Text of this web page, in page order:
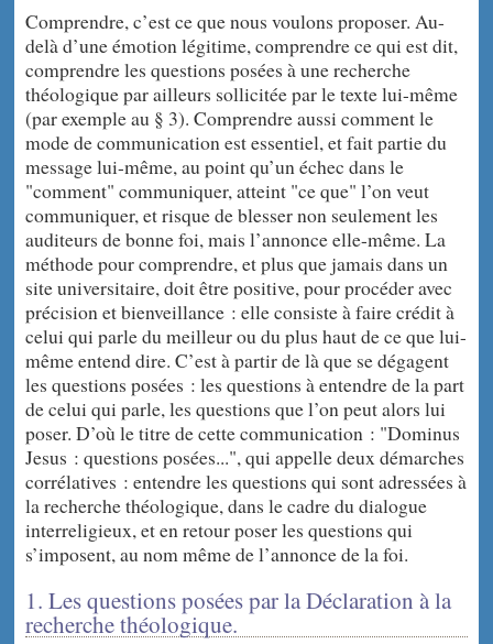
Comprendre, c’est ce que nous voulons proposer. Au-
delà d’une émotion légitime, comprendre ce qui est dit,
comprendre les questions posées à une recherche
théologique par ailleurs sollicitée par le texte lui-même
(par exemple au § 3). Comprendre aussi comment le
mode de communication est essentiel, et fait partie du
message lui-même, au point qu’un échec dans le
"comment" communiquer, atteint "ce que" l’on veut
communiquer, et risque de blesser non seulement les
auditeurs de bonne foi, mais l’annonce elle-même. La
méthode pour comprendre, et plus que jamais dans un
site universitaire, doit être positive, pour procéder avec
précision et bienveillance : elle consiste à faire crédit à
celui qui parle du meilleur ou du plus haut de ce que lui-
même entend dire. C’est à partir de là que se dégagent
les questions posées : les questions à entendre de la part
de celui qui parle, les questions que l’on peut alors lui
poser. D’où le titre de cette communication : "Dominus
Jesus : questions posées...", qui appelle deux démarches
corrélatives : entendre les questions qui sont adressées à
la recherche théologique, dans le cadre du dialogue
interreligieux, et en retour poser les questions qui
s’imposent, au nom même de l’annonce de la foi.
1. Les questions posées par la Déclaration à la
recherche théologique.